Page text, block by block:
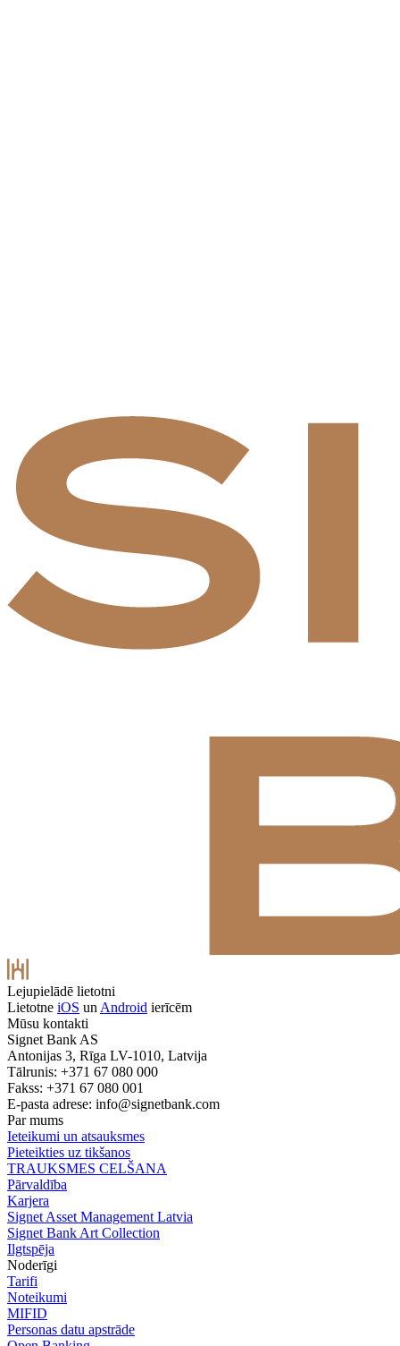
Lejupielādē lietotni
Lietotne iOS un Android ierīcēm
Mūsu kontakti
Signet Bank AS
Antonijas 3, Rīga LV-1010, Latvija
Tālrunis: +371 67 080 000
Fakss: +371 67 080 001
E-pasta adrese: info@signetbank.com
Par mums
Ieteikumi un atsauksmes
Pieteikties uz tikšanos
TRAUKSMES CELŠANA
Pārvaldība
Karjera
Signet Asset Management Latvia
Signet Bank Art Collection
Ilgtspēja
Noderīgi
Tarifi
Noteikumi
MIFID
Personas datu apstrāde